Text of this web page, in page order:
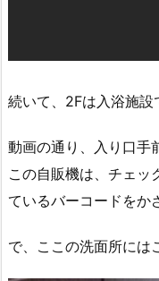
続いて、2Fは入浴施設
動画の通り、入り口手
この自販機は、チェッ
ているバーコードをか
で、ここの洗面所には